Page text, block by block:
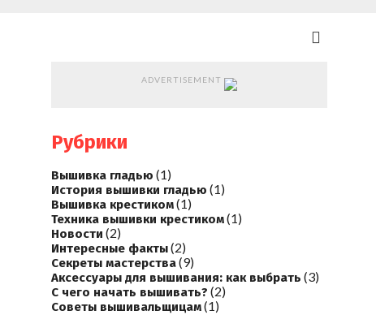
ADVERTISEMENT
Рубрики
Вышивка гладью (1)
История вышивки гладью (1)
Вышивка крестиком(1)
Техника вышивки крестиком(1)
Новости (2)
Интересные факты(2)
Секреты мастерства(9)
Аксессуары для вышивания: как выбрать (3)
С чего начать вышивать? (2)
Советы вышивальщицам(1)